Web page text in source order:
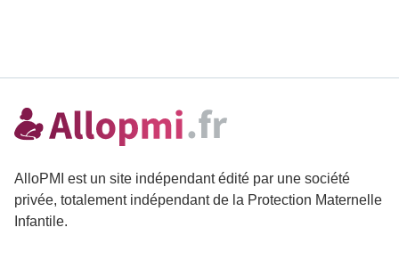
AlloPMI est un site indépendant édité par une société
privée, totalement indépendant de la Protection Maternelle
Infantile.